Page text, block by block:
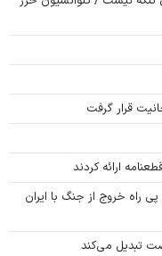
قرار گرفت
راه خروج از جنگ با ایران
تبدیل می‌کند